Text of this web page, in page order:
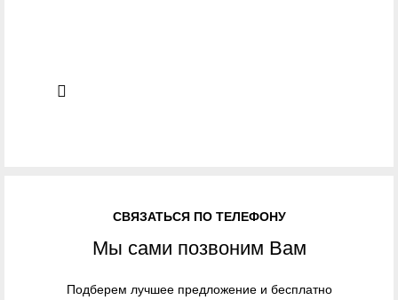
СВЯЗАТЬСЯ ПО ТЕЛЕФОНУ
Мы сами позвоним Вам
Подберем лучшее предложение и бесплатно